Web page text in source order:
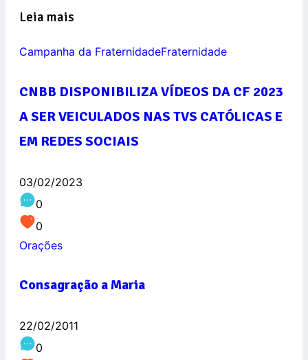
Leia mais
Campanha da FraternidadeFraternidade
CNBB DISPONIBILIZA VÍDEOS DA CF 2023
A SER VEICULADOS NAS TVS CATÓLICAS E
EM REDES SOCIAIS
03/02/2023
0
0
Orações
Consagração a Maria
22/02/2011
0